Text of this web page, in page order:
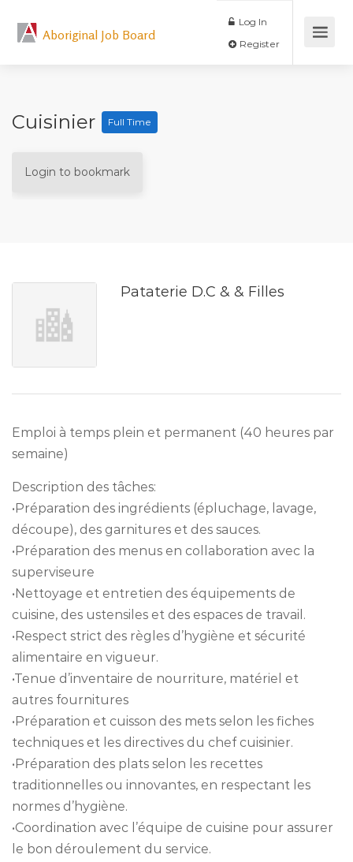
Aboriginal Job Board
Log In
Cuisinier Full Time
Login to bookmark
Pataterie D.C & & Filles
Emploi à temps plein et permanent (40 heures par
semaine)
Description des tâches:
•Préparation des ingrédients (épluchage, lavage,
découpe), des garnitures et des sauces.
•Préparation des menus en collaboration avec la
superviseure
•Nettoyage et entretien des équipements de
cuisine, des ustensiles et des espaces de travail.
•Respect strict des règles d’hygiène et sécurité
alimentaire en vigueur.
•Tenue d’inventaire de nourriture, matériel et
autres fournitures
•Préparation et cuisson des mets selon les fiches
techniques et les directives du chef cuisinier.
•Préparation des plats selon les recettes
traditionnelles ou innovantes, en respectant les
normes d’hygiène.
•Coordination avec l’équipe de cuisine pour assurer
le bon déroulement du service.